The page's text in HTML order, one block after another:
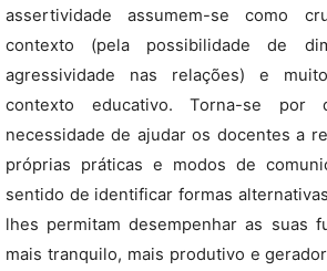
assertividade assumem-se como
contexto (pela possibilidade de
agressividade nas relações) e
contexto educativo. Torna-se por
necessidade de ajudar os docentes a
próprias práticas e modos de
sentido de identificar formas
lhes permitam desempenhar as suas
mais tranquilo, mais produtivo e